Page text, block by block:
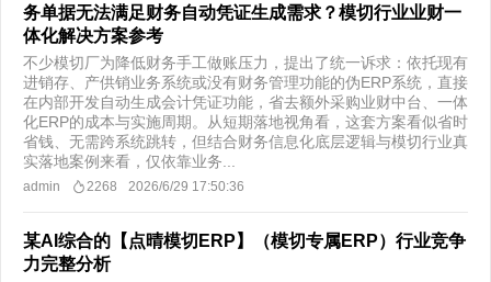
务单据无法满足财务自动凭证生成需求？模切行业业财一
体化解决方案参考
不少模切厂为降低财务手工做账压力，提出了统一诉求：依托现有
进销存、产供销业务系统或没有财务管理功能的伪ERP系统，直接
在内部开发自动生成会计凭证功能，省去额外采购业财中台、一体
化ERP的成本与实施周期。从短期落地视角看，这套方案看似省时
省钱、无需跨系统跳转，但结合财务信息化底层逻辑与模切行业真
实落地案例来看，仅依靠业务...
admin 2268 2026/6/29 17:50:36
某AI综合的【点晴模切ERP】（模切专属ERP）行业竞争
力完整分析